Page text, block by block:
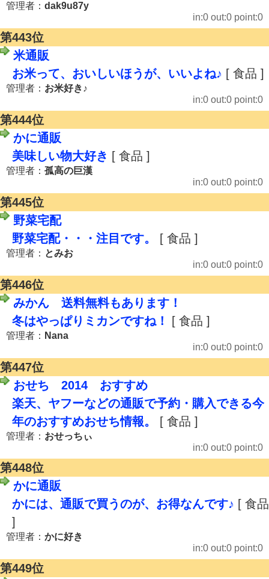
管理者： dak9u87y
in:0 out:0 point:0
第443位
米通販
お米って、おいしいほうが、いいよね♪ [ 食品 ]
管理者： お米好き♪
in:0 out:0 point:0
第444位
かに通販
美味しい物大好き [ 食品 ]
管理者： 孤高の巨漢
in:0 out:0 point:0
第445位
野菜宅配
野菜宅配・・・注目です。
[ 食品 ]
管理者： とみお
in:0 out:0 point:0
第446位
みかん 送料無料もあります！
冬はやっぱりミカンですね！
[ 食品 ]
管理者： Nana
in:0 out:0 point:0
第447位
おせち 2014 おすすめ
楽天、ヤフーなどの通販で予約・購入できる今
年のおすすめおせち情報。
[ 食品 ]
管理者： おせっちぃ
in:0 out:0 point:0
第448位
かに通販
かには、通販で買うのが、お得なんです♪ [ 食品
]
管理者： かに好き
in:0 out:0 point:0
第449位